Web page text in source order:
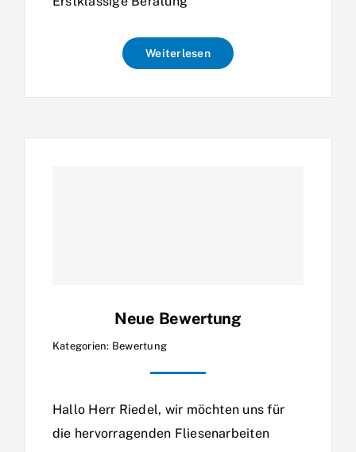
Weiterlesen
Neue Bewertung
Kategorien: Bewertung
Hallo Herr Riedel, wir möchten uns für
die hervorragenden Fliesenarbeiten